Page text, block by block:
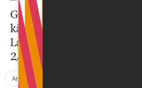
Gatavojoties 2025. gadam:
kādas izmaiņas sagaidāmas
Latvijas nodokļu sistēmā
2/51/24
Atvērtie raksti